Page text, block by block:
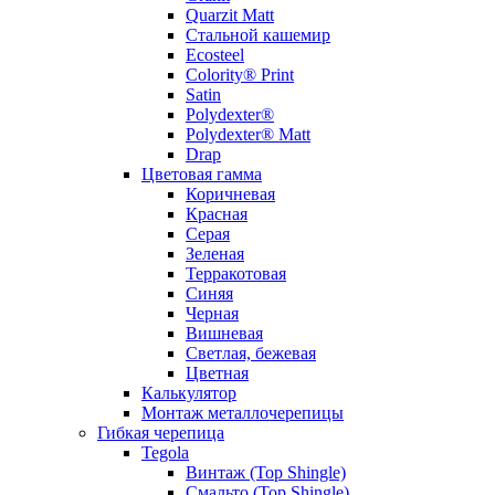
Quarzit Matt
Стальной кашемир
Ecosteel
Colority® Print
Satin
Polydexter®
Polydexter® Matt
Drap
Цветовая гамма
Коричневая
Красная
Серая
Зеленая
Терракотовая
Синяя
Черная
Вишневая
Светлая, бежевая
Цветная
Калькулятор
Монтаж металлочерепицы
Гибкая черепица
Tegola
Винтаж (Top Shingle)